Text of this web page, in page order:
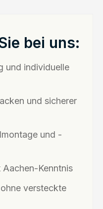
bei uns:
und individuelle
und sicherer
und -
Aachen-Kenntnis
versteckte